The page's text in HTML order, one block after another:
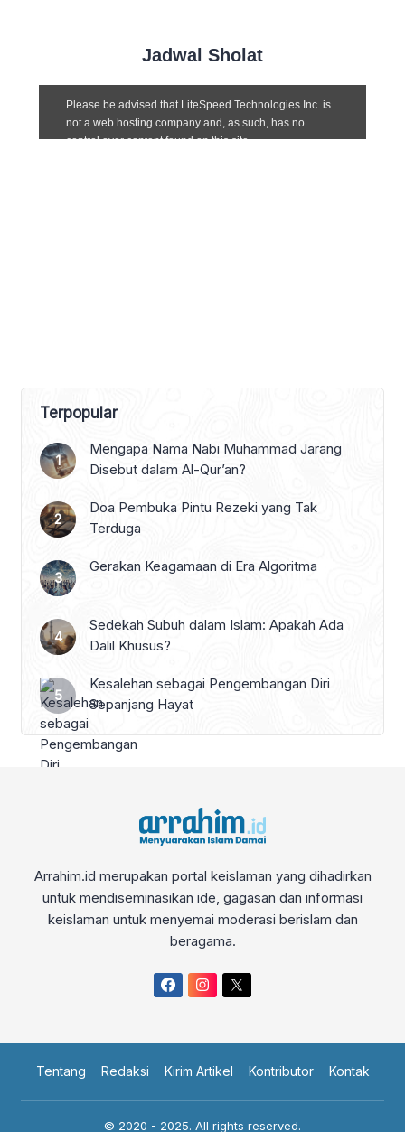
Jadwal Sholat
Terpopular
Mengapa Nama Nabi Muhammad Jarang
Disebut dalam Al-Qur’an?
Doa Pembuka Pintu Rezeki yang Tak
Terduga
Gerakan Keagamaan di Era Algoritma
Sedekah Subuh dalam Islam: Apakah Ada
Dalil Khusus?
Kesalehan sebagai Pengembangan Diri
Sepanjang Hayat
Arrahim.id merupakan portal keislaman yang dihadirkan
untuk mendiseminasikan ide, gagasan dan informasi
keislaman untuk menyemai moderasi berislam dan
beragama.
Tentang Redaksi Kirim Artikel Kontributor Kontak
© 2020 - 2025. All rights reserved.